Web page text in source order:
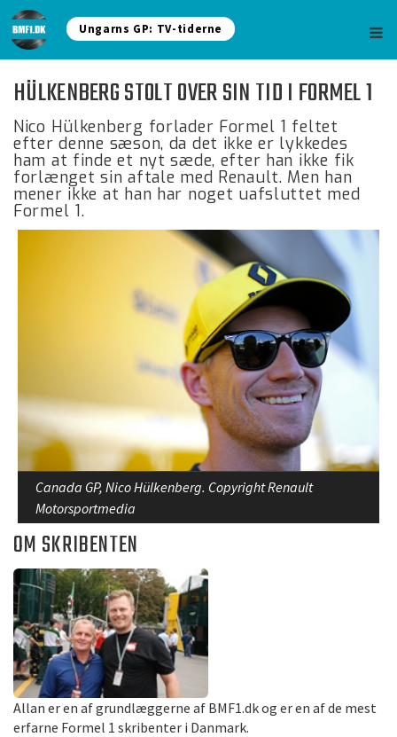
Ungarns GP: TV-tiderne
HÜLKENBERG STOLT OVER SIN TID I FORMEL 1
Nico Hülkenberg forlader Formel 1 feltet
efter denne sæson, da det ikke er lykkedes
ham at finde et nyt sæde, efter han ikke fik
forlænget sin aftale med Renault. Men han
mener ikke at han har noget uafsluttet med
Formel 1.
Canada GP, Nico Hülkenberg. Copyright Renault
Motorsportmedia
OM SKRIBENTEN
Allan er en af grundlæggerne af BMF1.dk og er en af de mest
erfarne Formel 1 skribenter i Danmark.